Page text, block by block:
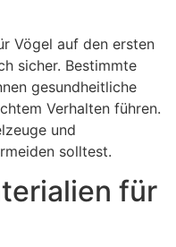
Vögel auf den ersten
sicher. Bestimmte
gesundheitliche
Verhalten führen.
und
solltest.
für